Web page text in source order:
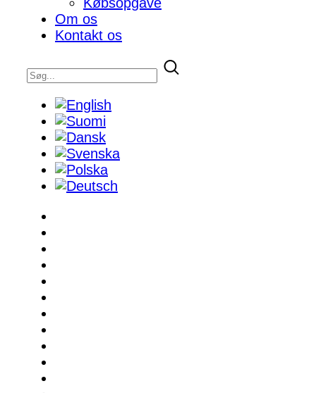
Om os
Kontakt os